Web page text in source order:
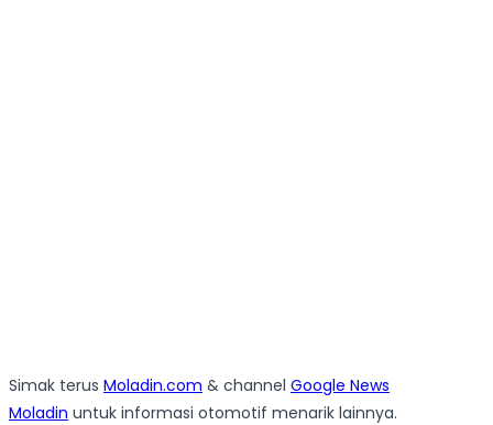
Simak terus Moladin.com & channel Google News
Moladin untuk informasi otomotif menarik lainnya.